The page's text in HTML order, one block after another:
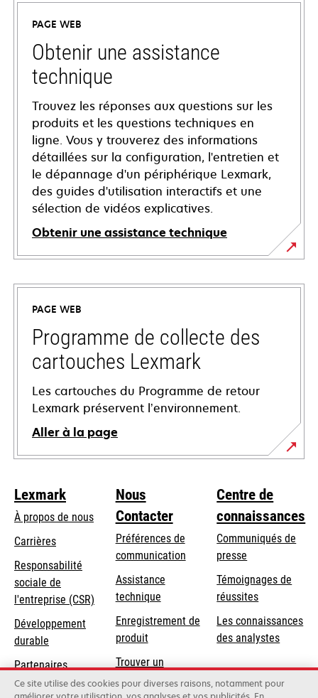
PAGE WEB
Obtenir une assistance
technique
Trouvez les réponses aux questions sur les
produits et les questions techniques en
ligne. Vous y trouverez des informations
détaillées sur la configuration, l'entretien et
le dépannage d'un périphérique Lexmark,
des guides d'utilisation interactifs et une
sélection de vidéos explicatives.
Obtenir une assistance technique
s’ouvre
dans
nouvel
onglet
PAGE WEB
Programme de collecte des
cartouches Lexmark
Les cartouches du Programme de retour
Lexmark préservent l’environnement.
Aller à la page
Lexmark
À propos de nous
Carrières
s’ouvre
dans
un
nouvel
onglet
Responsabilité
sociale de
l'entreprise (CSR) s’ouvre
onglet
Développement
durable
Partenaires
Lexmark
Nous
Contacter
Préférences de
communication
s’ouvre
dans
un
nouvel
onglet
Assistance
techniques’ouvre
un
onglet
Enregistrement de
produit
Trouver un
revendeur
Centre de
connaissances
Communiqués de
presse
Témoignages de
réussites
Les connaissances
des analystes
Ce site utilise des cookies pour diverses raisons, notamment pour